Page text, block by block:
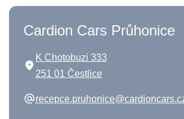
Cardion Cars Průhonice
K Chotobuzi 333
251 01 Čestlice